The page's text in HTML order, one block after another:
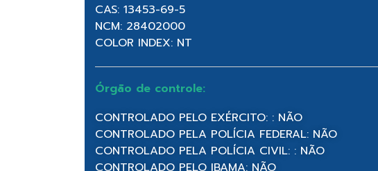
CAS: 13453-69-5
NCM: 28402000
COLOR INDEX: NT
Órgão de controle:
CONTROLADO PELO EXÉRCITO: : NÃO
CONTROLADO PELA POLÍCIA FEDERAL: NÃO
CONTROLADO PELA POLÍCIA CIVIL: : NÃO
CONTROLADO PELO IBAMA: NÃO